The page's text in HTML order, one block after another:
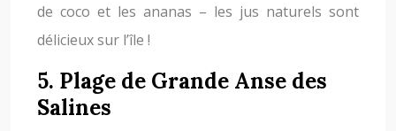
de coco et les ananas – les jus naturels sont
délicieux sur l’île !
5. Plage de Grande Anse des
Salines